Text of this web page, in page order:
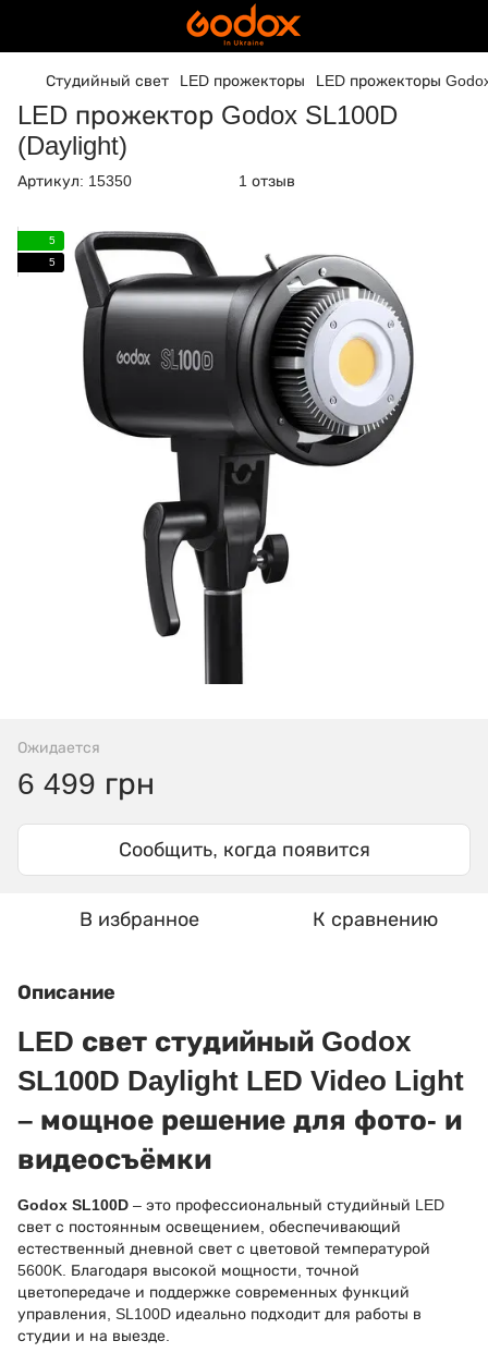
Студийный свет LED прожекторы LED прожекторы
LED прожектор Godox SL100D
(Daylight)
Артикул: 15350 1 отзыв
5
5
Ожидается
6 499 грн
Сообщить, когда появится
В избранное К сравнению
Описание
LED свет студийный Godox
SL100D Daylight LED Video Light
– мощное решение для фото- и
видеосъёмки
Godox SL100D – это профессиональный студийный LED
свет с постоянным освещением, обеспечивающий
естественный дневной свет с цветовой температурой
5600K. Благодаря высокой мощности, точной
цветопередаче и поддержке современных функций
управления, SL100D идеально подходит для работы в
студии и на выезде.